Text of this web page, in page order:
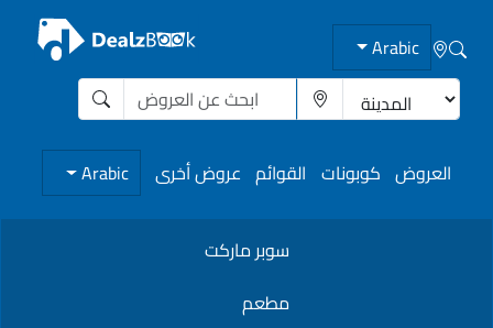
Arabic
العروض كوبونات القوائم عروض أخرى Arabic
سوبر ماركت
مطعم